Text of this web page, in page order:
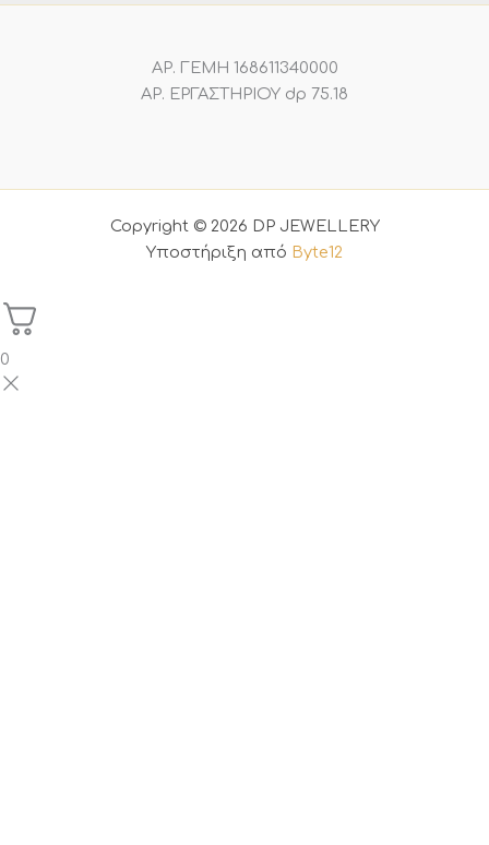
ΑΡ. ΓΕΜΗ 168611340000
ΑΡ. ΕΡΓΑΣΤΗΡΙΟΥ dp 75.18
Copyright © 2026 DP JEWELLERY
Υποστήριξη από Byte12
0